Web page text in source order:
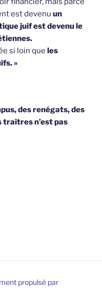
est devenu un
juif est devenu le
si loin que les
»
des renégats, des
traîtres n’est pas
propulsé par